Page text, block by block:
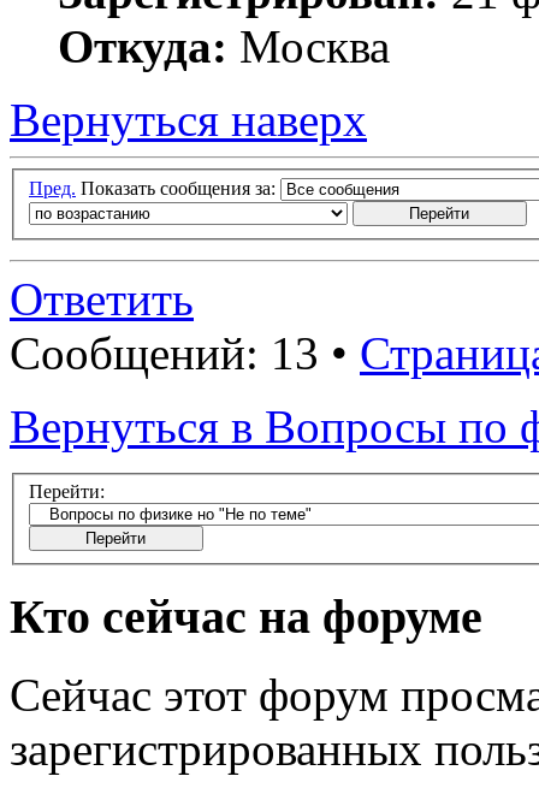
Откуда: Москва
Вернуться наверх
Пред. Показать сообщения за:
Ответить
Сообщений: 13 •
Вернуться в Вопросы по
Перейти:
Кто сейчас на форуме
Сейчас этот форум
зарегистрированных